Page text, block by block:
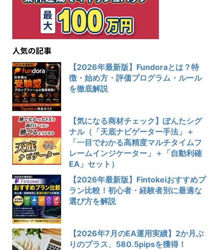
人気の記事
【2026年最新版】Fundoraとは？特
徴・始め方・評価プログラム・ルール
を徹底解説
【気になる商材チェック】ぽんたシグ
ナル（「天底ナビゲーター手法」＋
「一目でわかる高精度マルチタイムフ
レームインジケーター」＋「自動利確
EA」セット）
【2026年最新版】Fintokeiおすすめプ
ラン比較！初心者・経験者別に最適な
選び方を解説
【2026年7月のEA運用実績】2か月ぶ
りのプラス、580.5pipsを獲得！